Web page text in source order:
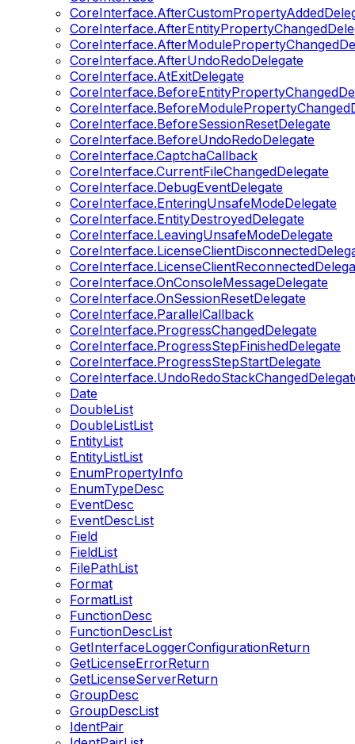
CoreInterface.AfterUndoRedoDelegate
CoreInterface.AtExitDelegate
CoreInterface.BeforeSessionResetDelegate
CoreInterface.BeforeUndoRedoDelegate
CoreInterface.CaptchaCallback
CoreInterface.CurrentFileChangedDelegate
CoreInterface.DebugEventDelegate
CoreInterface.EnteringUnsafeModeDelegate
CoreInterface.EntityDestroyedDelegate
CoreInterface.LeavingUnsafeModeDelegate
CoreInterface.OnConsoleMessageDelegate
CoreInterface.OnSessionResetDelegate
CoreInterface.ParallelCallback
CoreInterface.ProgressChangedDelegate
CoreInterface.ProgressStepFinishedDelegate
CoreInterface.ProgressStepStartDelegate
Date
DoubleList
DoubleListList
EntityList
EntityListList
EnumPropertyInfo
EnumTypeDesc
EventDesc
EventDescList
Field
FieldList
FilePathList
Format
FormatList
FunctionDesc
FunctionDescList
GetInterfaceLoggerConfigurationReturn
GetLicenseErrorReturn
GetLicenseServerReturn
GroupDesc
GroupDescList
IdentPair